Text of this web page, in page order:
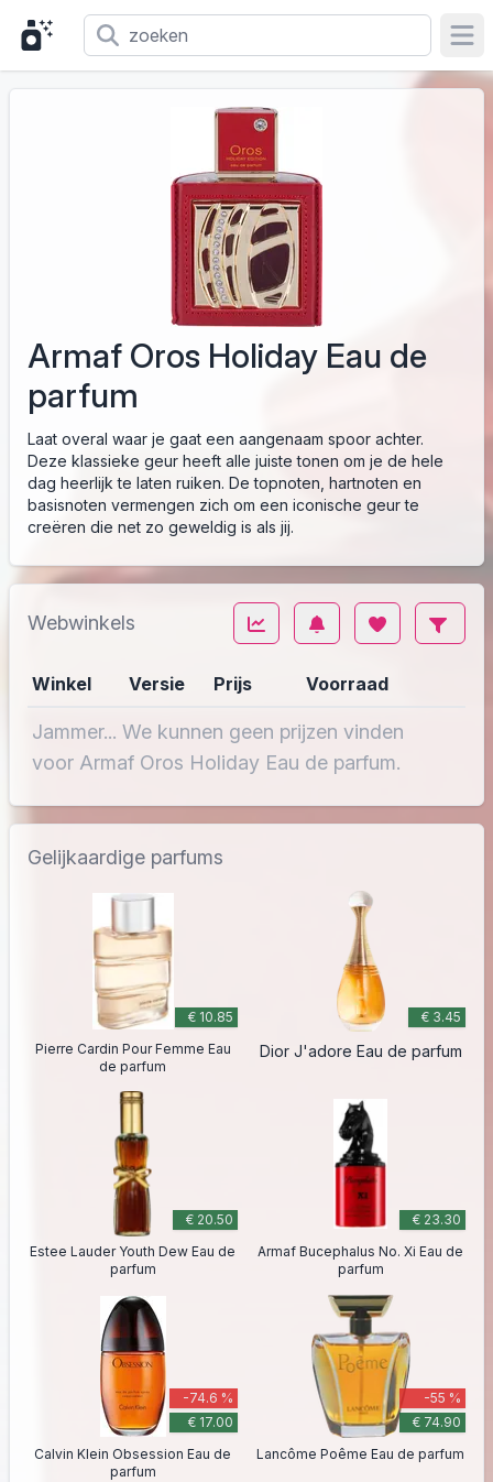
Armaf Oros Holiday Eau de
parfum
Laat overal waar je gaat een aangenaam spoor achter.
Deze klassieke geur heeft alle juiste tonen om je de hele
dag heerlijk te laten ruiken. De topnoten, hartnoten en
basisnoten vermengen zich om een iconische geur te
creëren die net zo geweldig is als jij.
Webwinkels
Winkel Versie Prijs Voorraad
Jammer... We kunnen geen prijzen vinden
voor Armaf Oros Holiday Eau de parfum.
Gelijkaardige parfums
€ 10.85
Pierre Cardin Pour Femme Eau
de parfum
€ 3.45
Dior J'adore Eau de parfum
€ 20.50
Estee Lauder Youth Dew Eau de
parfum
€ 23.30
Armaf Bucephalus No. Xi Eau de
parfum
-74.6 %
€ 17.00
Calvin Klein Obsession Eau de
parfum
-55 %
€ 74.90
Lancôme Poême Eau de parfum